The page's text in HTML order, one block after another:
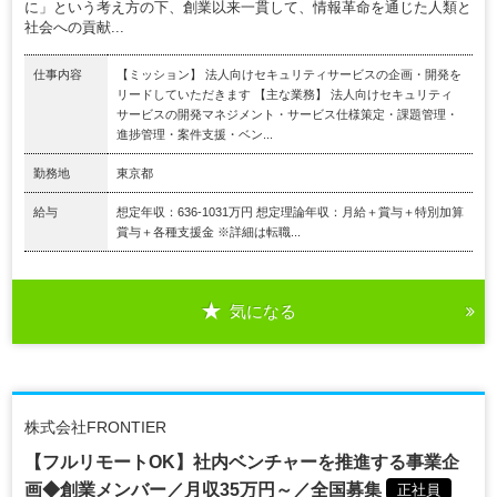
に」という考え方の下、創業以来一貫して、情報革命を通じた人類と
社会への貢献...
仕事内容
【ミッション】 法人向けセキュリティサービスの企画・開発を
リードしていただきます 【主な業務】 法人向けセキュリティ
サービスの開発マネジメント・サービス仕様策定・課題管理・
進捗管理・案件支援・ベン...
勤務地 東京都
給与
想定年収：636-1031万円 想定理論年収：月給＋賞与＋特別加算
賞与＋各種支援金 ※詳細は転職...
気になる
株式会社FRONTIER
【フルリモートOK】社内ベンチャーを推進する事業企
画◆創業メンバー／月収35万円～／全国募集
正社員